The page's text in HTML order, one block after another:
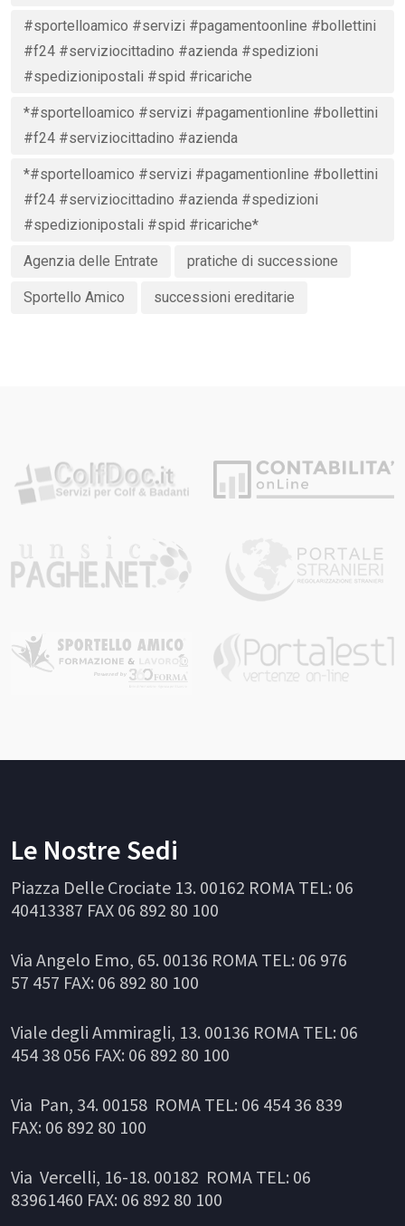
#sportelloamico #servizi #pagamentoonline #bollettini
#f24 #serviziocittadino #azienda #spedizioni
#spedizionipostali #spid #ricariche
*#sportelloamico #servizi #pagamentionline #bollettini
#f24 #serviziocittadino #azienda
*#sportelloamico #servizi #pagamentionline #bollettini
#f24 #serviziocittadino #azienda #spedizioni
#spedizionipostali #spid #ricariche*
Agenzia delle Entrate pratiche di successione
Sportello Amico successioni ereditarie
Le Nostre Sedi
Piazza Delle Crociate 13. 00162 ROMA TEL: 06
40413387 FAX 06 892 80 100
Via Angelo Emo, 65. 00136 ROMA TEL: 06 976
57 457 FAX: 06 892 80 100
Viale degli Ammiragli, 13. 00136 ROMA TEL: 06
454 38 056 FAX: 06 892 80 100
Via Pan, 34. 00158 ROMA TEL: 06 454 36 839
FAX: 06 892 80 100
Via Vercelli, 16-18. 00182 ROMA TEL: 06
83961460 FAX: 06 892 80 100